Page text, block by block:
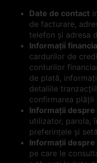
Date de contact
de facturare,
telefon și adresa
Informații
cardurilor de
conturilor
de plată,
detaliile
confirmarea
Informații despre
utilizator, parola,
preferințele și
Informații
pe care le